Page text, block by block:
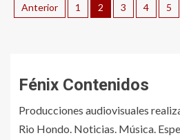
Anterior 1 2 3 4 5
Fénix Contenidos
Producciones audiovisuales
Rio Hondo. Noticias. Música.